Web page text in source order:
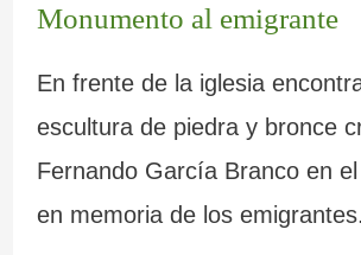
Monumento al emigrante
En frente de la iglesia
escultura de piedra y bronce
Fernando García Branco en
en memoria de los emigrantes.